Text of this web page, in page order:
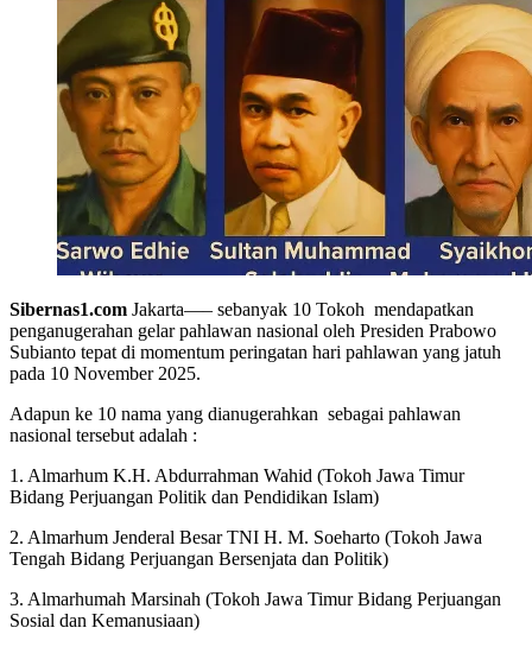
Sibernas1.com Jakarta—– sebanyak 10 Tokoh mendapatkan
penganugerahan gelar pahlawan nasional oleh Presiden Prabowo
Subianto tepat di momentum peringatan hari pahlawan yang jatuh
pada 10 November 2025.
Adapun ke 10 nama yang dianugerahkan sebagai pahlawan
nasional tersebut adalah :
1. Almarhum K.H. Abdurrahman Wahid (Tokoh Jawa Timur
Bidang Perjuangan Politik dan Pendidikan Islam)
2. Almarhum Jenderal Besar TNI H. M. Soeharto (Tokoh Jawa
Tengah Bidang Perjuangan Bersenjata dan Politik)
3. Almarhumah Marsinah (Tokoh Jawa Timur Bidang Perjuangan
Sosial dan Kemanusiaan)